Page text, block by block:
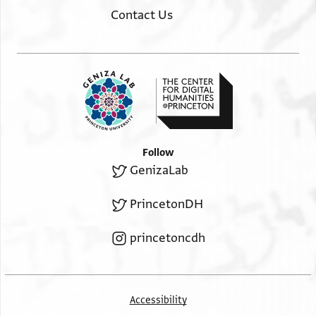
מרנא ורבנא אברהם החבר
ולעמוד הוא בצרכיהם אין צרכיהם
נעשים וכשיהיה לפניהם איש חבר עומד כנגד החולק והם
לו מעיר לעזור צרכיהם
ואתה ברחמי שמים מבין
ולא נעלם ממך כי קרבו ימי החג וכי כל ישראל יעלו אם
לתקן מוטב ואם לעזור האמת
מוטב ורוצים אנו להיות אנשים מזקננו עמנו כדי שיהיו הם
עיקר ולא טפל ועוד אין לנו
מכם להכלל כל הזקנים
ולישא וליתן בדבר ולהתנדב כל איש אשר נגע אלהים אל
Contact Us
Follow
GenizaLab
PrincetonDH
princetoncdh
Accessibility